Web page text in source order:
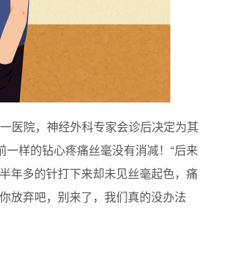
医院，神经外科专家会诊后决定为其
样的钻心疼痛丝毫没有消减！“后来
年多的针打下来却未见丝毫起色，痛
放弃吧，别来了，我们真的没办法